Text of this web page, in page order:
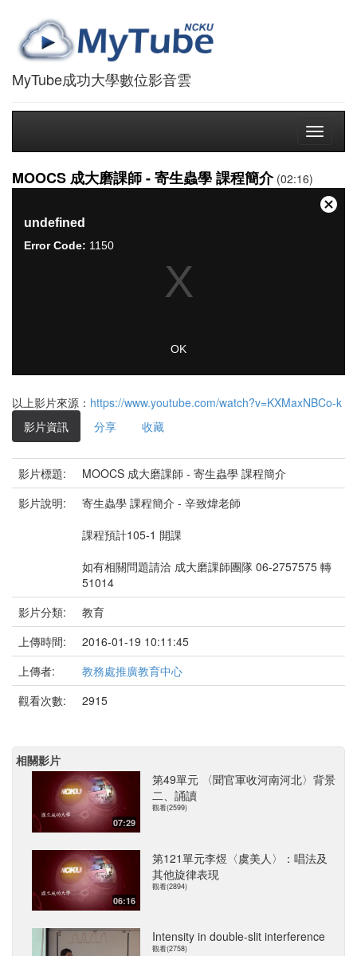
MyTube成功大學數位影音雲
Toggle
MOOCS 成大磨課師 - 寄生蟲學 課程簡介(02:16)
modal
undefined
Error Code: 1150
OK
關
以上影片來源： https://www.youtube.com/watch?v=KXMaxNBCo-k
影片資訊
分享 收藏
影片標題:
MOOCS 成大磨課師 - 寄生蟲學 課程簡介
影片說明:
寄生蟲學 課程簡介 - 辛致煒老師
課程預計105-1 開課
如有相關問題請洽 成大磨課師團隊 06-2757575 轉
51014
影片分類:
教育
上傳時間:
2016-01-19 10:11:45
上傳者:
教務處推廣教育中心
觀看次數:
2915
相關影片
07:29
第49單元 〈聞官軍收河南河北〉背景
二、誦讀
觀看(2599)
06:16
第121單元李煜〈虞美人〉：唱法及
其他旋律表現
觀看(2894)
Intensity in double-slit interference
觀看(2758)